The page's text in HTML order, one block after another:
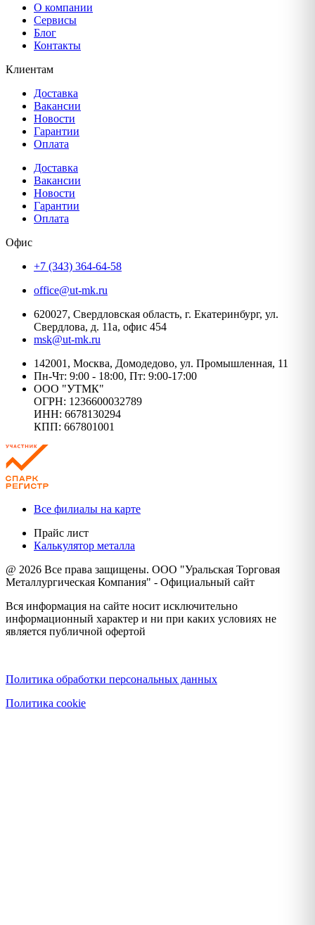
О компании
Сервисы
Блог
Контакты
Клиентам
Доставка
Вакансии
Новости
Гарантии
Оплата
Доставка
Вакансии
Новости
Гарантии
Оплата
Офис
+7 (343) 364-64-58
office@ut-mk.ru
620027, Свердловская область, г. Екатеринбург, ул.
Свердлова, д. 11а, офис 454
msk@ut-mk.ru
142001, Москва, Домодедово, ул. Промышленная, 11
Пн-Чт: 9:00 - 18:00, Пт: 9:00-17:00
ООО "УТМК"
ОГРН: 1236600032789
ИНН: 6678130294
КПП: 667801001
Все филиалы на карте
Прайс лист
Калькулятор металла
@ 2026 Все права защищены. ООО "Уральская Торговая
Металлургическая Компания" - Официальный сайт
Вся информация на сайте носит исключительно
информационный характер и ни при каких условиях не
является публичной офертой
Политика обработки персональных данных
Политика cookie